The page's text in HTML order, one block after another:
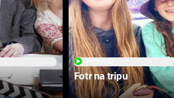
Fotr na tripu